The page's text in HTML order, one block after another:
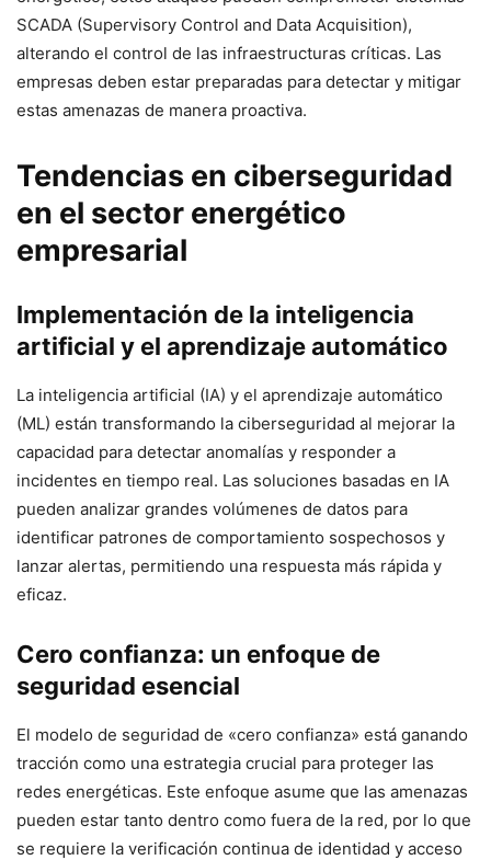
SCADA (Supervisory Control and Data Acquisition),
alterando el control de las infraestructuras críticas. Las
empresas deben estar preparadas para detectar y mitigar
estas amenazas de manera proactiva.
Tendencias en ciberseguridad
en el sector energético
empresarial
Implementación de la inteligencia
artificial y el aprendizaje automático
La inteligencia artificial (IA) y el aprendizaje automático
(ML) están transformando la ciberseguridad al mejorar la
capacidad para detectar anomalías y responder a
incidentes en tiempo real. Las soluciones basadas en IA
pueden analizar grandes volúmenes de datos para
identificar patrones de comportamiento sospechosos y
lanzar alertas, permitiendo una respuesta más rápida y
eficaz.
Cero confianza: un enfoque de
seguridad esencial
El modelo de seguridad de «cero confianza» está ganando
tracción como una estrategia crucial para proteger las
redes energéticas. Este enfoque asume que las amenazas
pueden estar tanto dentro como fuera de la red, por lo que
se requiere la verificación continua de identidad y acceso